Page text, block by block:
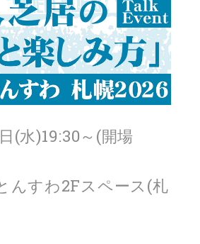
(水)19:30～(開場
んすわ2Fスペース(札